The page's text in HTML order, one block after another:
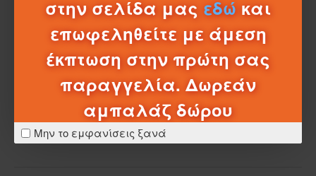
στην σελίδα μας εδώ και
επωφεληθείτε με άμεση
έκπτωση στην πρώτη σας
παραγγελία. Δωρεάν
αμπαλάζ δώρου
Μην το εμφανίσεις ξανά
Με καινοτόμο σχεδιασμό και χρώματα, μη τοξικά και
ανθεκτικά υλικά, καθώς και με ανάγλυφες
επιφάνειες και πολλές δραστηριότητες ευνοούν την
ανάπτυξη των οπτικών, απτικών και ακουστικών
ικανοτήτων, την κινητική δραστηριότητα και τους
πρώτους λογικούς συσχετισμούς.